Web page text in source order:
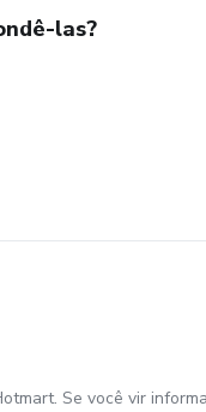
las?
Se você vir